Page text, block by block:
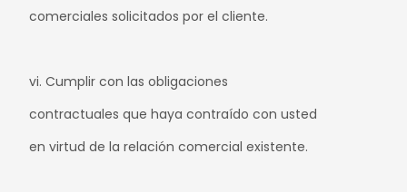
comerciales solicitados por el cliente.
vi. Cumplir con las obligaciones
contractuales que haya contraído con usted
en virtud de la relación comercial existente.